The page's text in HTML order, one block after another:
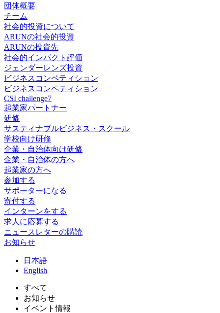
団体概要
チーム
社会的投資について
ARUNの社会的投資
ARUNの投資先
社会的インパクト評価
ジェンダーレンズ投資
ビジネスコンペティション
ビジネスコンペティション
CSI challenge7
起業家パートナー
研修
サスティナブルビジネス・スクール
学校向け研修
企業・自治体向け研修
企業・自治体の方へ
起業家の方へ
参加する
サポーターになる
寄付する
インターンをする
求人に応募する
ニュースレターの購読
お知らせ
日 本語
English
すべて
お知らせ
イベント情報